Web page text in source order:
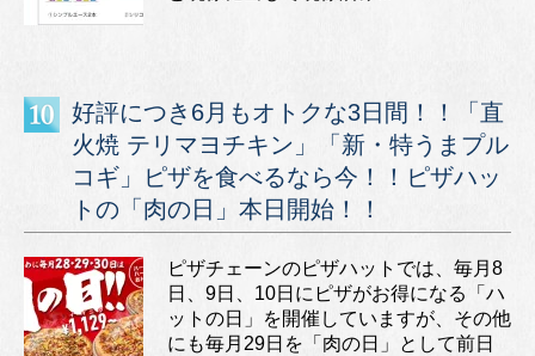
好評につき6月もオトクな3日間！！「直
火焼 テリマヨチキン」「新・特うまプル
コギ」ピザを食べるなら今！！ピザハッ
トの「肉の日」本日開始！！
ピザチェーンのピザハットでは、毎月8
日、9日、10日にピザがお得になる「ハ
ットの日」を開催していますが、その他
にも毎月29日を「肉の日」として前日